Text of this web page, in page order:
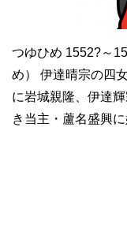
つゆひめ 1552?～
め） 伊達晴宗の四
に岩城親隆、伊達
き当主・蘆名盛興